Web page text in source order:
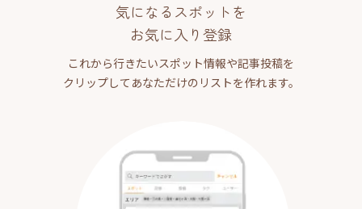
気になるスポットを
お気に入り登録
これから行きたいスポット情報や記事投稿を
クリップしてあなただけのリストを作れます。